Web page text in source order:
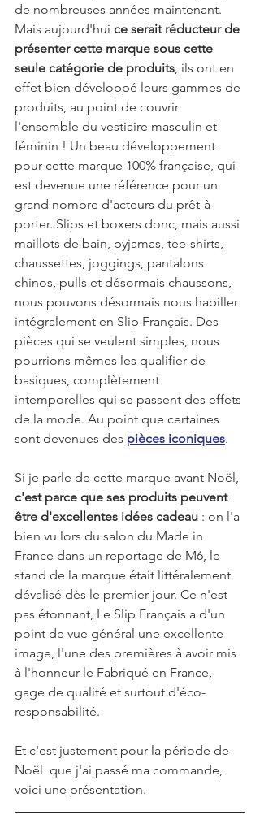
de nombreuses années maintenant.
Mais aujourd'hui ce serait réducteur de
présenter cette marque sous cette
seule catégorie de produits , ils ont en
effet bien développé leurs gammes de
produits, au point de couvrir
l'ensemble du vestiaire masculin et
féminin ! Un beau développement
pour cette marque 100% française, qui
est devenue une référence pour un
grand nombre d'acteurs du prêt-à-
porter. Slips et boxers donc, mais aussi
maillots de bain, pyjamas, tee-shirts,
chaussettes, joggings, pantalons
chinos, pulls et désormais chaussons,
nous pouvons désormais nous habiller
intégralement en Slip Français. Des
pièces qui se veulent simples, nous
pourrions mêmes les qualifier de
basiques, complètement
intemporelles qui se passent des effets
de la mode. Au point que certaines
sont devenues des pièces iconiques.
Si je parle de cette marque avant Noël,
c'est parce que ses produits peuvent
être d'excellentes idées cadeau : on l'a
bien vu lors du salon du Made in
France dans un reportage de M6, le
stand de la marque était littéralement
dévalisé dès le premier jour. Ce n'est
pas étonnant, Le Slip Français a d'un
point de vue général une excellente
image, l'une des premières à avoir mis
à l'honneur le Fabriqué en France,
gage de qualité et surtout d'éco-
responsabilité.
Et c'est justement pour la période de
Noël  que j'ai passé ma commande,
voici une présentation.